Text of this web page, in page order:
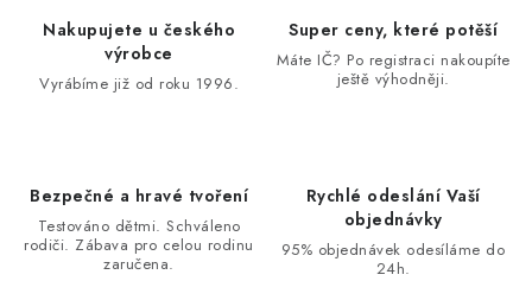
Nakupujete u českého
výrobce
Vyrábíme již od roku 1996.
Super ceny, které potěší
Máte IČ? Po registraci nakoupíte
ještě výhodněji.
Bezpečné a hravé tvoření
Testováno dětmi. Schváleno
rodiči. Zábava pro celou rodinu
zaručena.
Rychlé odeslání Vaší
objednávky
95% objednávek odesíláme do
24h.